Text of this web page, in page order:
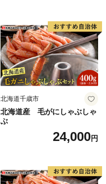
北海道千歳市
北海道産 毛がにしゃぶしゃ
ぶ
24,000円